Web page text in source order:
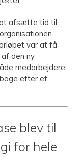
at afsætte tid til
var at få
den ny
medarbejdere
efter et
blev til
for hele